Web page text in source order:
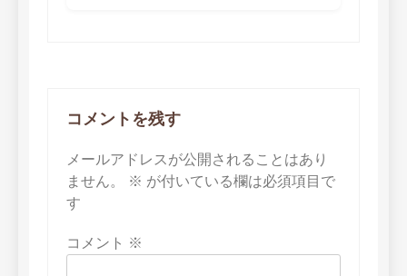
コメントを残す
メールアドレスが公開されることはあり
ません。
※ が付いている欄は必須項目で
す
コメント ※